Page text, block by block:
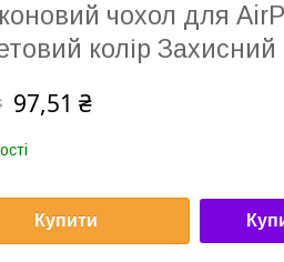
чохол для
колір Захисний
97,51 ₴
Купити